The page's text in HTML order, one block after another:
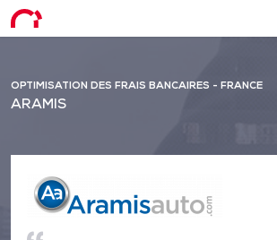
OPTIMISATION DES FRAIS BANCAIRES - FRANCE
ARAMIS